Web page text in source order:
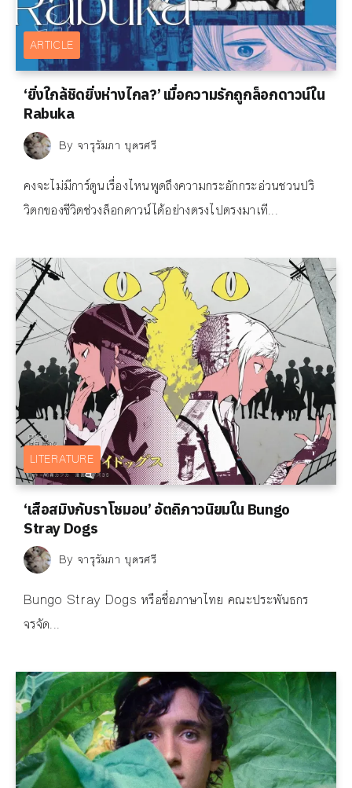
ARTICLE
‘ยิ่งใกล้ชิดยิ่งห่างไกล?’ เมื่อความรักถูกล็อกดาวน์ใน
Rabuka
By จารุรัมภา บุตรศรี
คงจะไม่มีการ์ตูนเรื่องไหนพูดถึงความกระอักกระอ่วนชวนปริ
วิตกของชีวิตช่วงล็อกดาวน์ได้อย่างตรงไปตรงมาเที...
LITERATURE
‘เสือสมิงกับราโชมอน’ อัตถิภาวนิยมใน Bungo
Stray Dogs
By จารุรัมภา บุตรศรี
Bungo Stray Dogs หรือชื่อภาษาไทย คณะประพันธกร
จรจัด...